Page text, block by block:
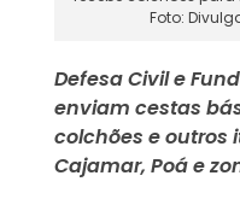
Foto:
Defesa Civil e
enviam cestas
colchões e outros
Cajamar, Poá e